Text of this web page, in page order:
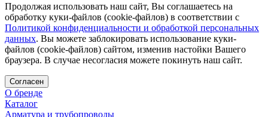
Продолжая использовать наш сайт, Вы соглашаетесь на
обработку куки-файлов (cookie-файлов) в соответствии с
Политикой конфиденциальности и обработкой персональных
данных. Вы можете заблокировать использование куки-
файлов (cookie-файлов) сайтом, изменив настойки Вашего
браузера. В случае несогласия можете покинуть наш сайт.
Согласен
О бренде
Каталог
Арматура и трубопроводы